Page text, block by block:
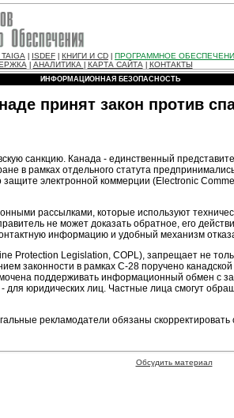
ISDEF КНИГИ И CD ПРОГРАММНОЕ
| АНАЛИТИКА КАРТА САЙТА| КОНТАКТЫ
ИНФОРМАЦИОННАЯ БЕЗОПАСНОСТЬ
принят закон против
санкцию. Канада - единственный
в рамках отдельного статута
электронной коммерции (Electronic
рассылками, которые используют
не может доказать обратное, его
информацию и удобный механизм
Legislation, COPL), запрещает не
законности в рамках С-28 поручено
поддерживать информационный обмен с
юридических лиц. Частные лица смогут
рекламодатели обязаны
Обсудить материал